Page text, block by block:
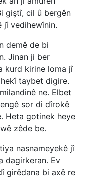
giştî, cil û bergên
jî vedihewînin.
demê de bi
Jinan ji ber
kurd kirine loma jî
taybet digire.
ne. Elbet
sor di dîrokê
Heta gotinek heye
zêde be.
nasnameyekê jî
dagirkeran. Ev
girêdana bi axê re